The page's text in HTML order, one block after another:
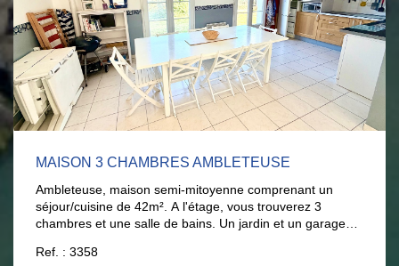
MAISON 3 CHAMBRES AMBLETEUSE
Ambleteuse, maison semi-mitoyenne comprenant un
séjour/cuisine de 42m². A l'étage, vous trouverez 3
chambres et une salle de bains. Un jardin et un garage
luminosité. Aucun travaux. A visiter rapidement :
Ref. : 3358